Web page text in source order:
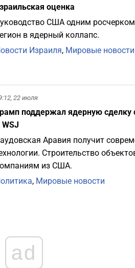
оценка
США одним
в ядерный коллапс.
Израиля, Мировые новости
22 июля
поддержал ядерную сделку
WSJ
Аравия получит
Строительство
из США.
, Мировые новости
ad